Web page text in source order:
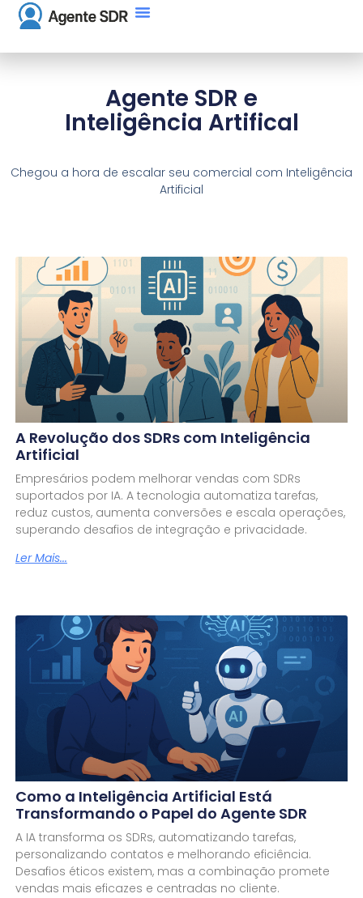
Agente SDR e
Inteligência Artifical
Chegou a hora de escalar seu comercial com Inteligência
Artificial
A Revolução dos SDRs com Inteligência
Artificial
Empresários podem melhorar vendas com SDRs
suportados por IA. A tecnologia automatiza tarefas,
reduz custos, aumenta conversões e escala operações,
superando desafios de integração e privacidade.
Ler Mais...
Como a Inteligência Artificial Está
Transformando o Papel do Agente SDR
A IA transforma os SDRs, automatizando tarefas,
personalizando contatos e melhorando eficiência.
Desafios éticos existem, mas a combinação promete
vendas mais eficazes e centradas no cliente.